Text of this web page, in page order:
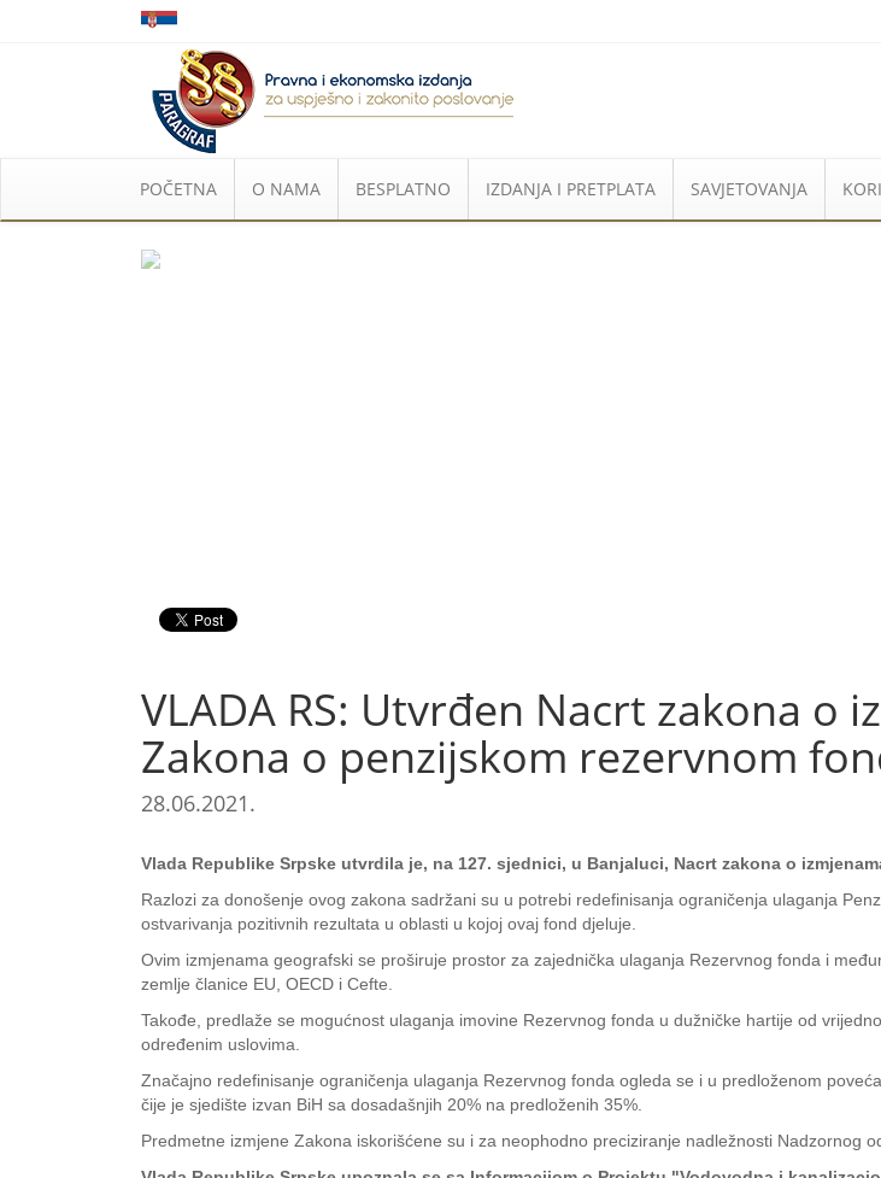
POČETNA O NAMA BESPLATNO IZDANJA I PRETPLATA SAVJETOVANJA
VLADA RS: Utvrđen Nacrt zakona o
Zakona o penzijskom rezervnom
28.06.2021.
Vlada Republike Srpske utvrdila je, na 127. sjednici, u Banjaluci, Nacrt zakona o
Razlozi za donošenje ovog zakona sadržani su u potrebi redefinisanja ograničenja ulaganja
ostvarivanja pozitivnih rezultata u oblasti u kojoj ovaj fond djeluje.
Ovim izmjenama geografski se proširuje prostor za zajednička ulaganja Rezervnog fonda i
zemlje članice EU, OECD i Cefte.
Takođe, predlaže se mogućnost ulaganja imovine Rezervnog fonda u dužničke hartije od
određenim uslovima.
Značajno redefinisanje ograničenja ulaganja Rezervnog fonda ogleda se i u predloženom
čije je sjedište izvan BiH sa dosadašnjih 20% na predloženih 35%.
Predmetne izmjene Zakona iskorišćene su i za neophodno preciziranje nadležnosti Nadzornog